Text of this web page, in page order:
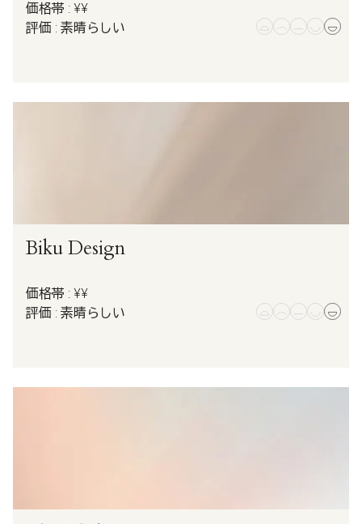
価格帯 : ¥¥
評価 : 素晴らしい
Biku Design
価格帯 : ¥¥
評価 : 素晴らしい